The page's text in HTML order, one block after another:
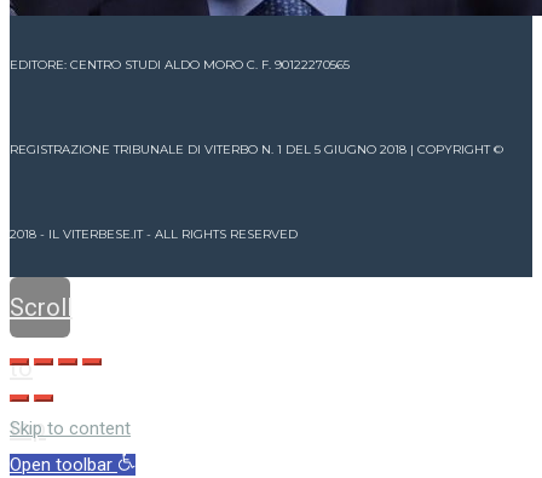
EDITORE: CENTRO STUDI ALDO MORO C. F. 90122270565
REGISTRAZIONE TRIBUNALE DI VITERBO N. 1 DEL 5 GIUGNO 2018 | COPYRIGHT ©
2018 - IL VITERBESE.IT - ALL RIGHTS RESERVED
Scroll
to
top
Skip to content
Open toolbar